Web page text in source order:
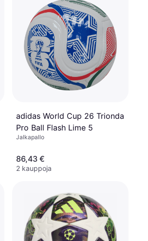
adidas World Cup 26 Trionda
Pro Ball Flash Lime 5
Jalkapallo
86,43 €
2 kauppoja